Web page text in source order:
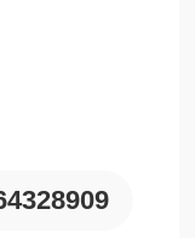
进接线方式。心跳